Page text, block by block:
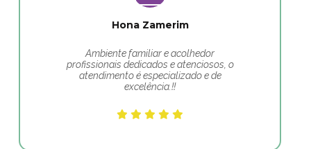
Hona Zamerim
Ambiente familiar e acolhedor
profissionais dedicados e atenciosos, o
atendimento é especializado e de
excelência.!!